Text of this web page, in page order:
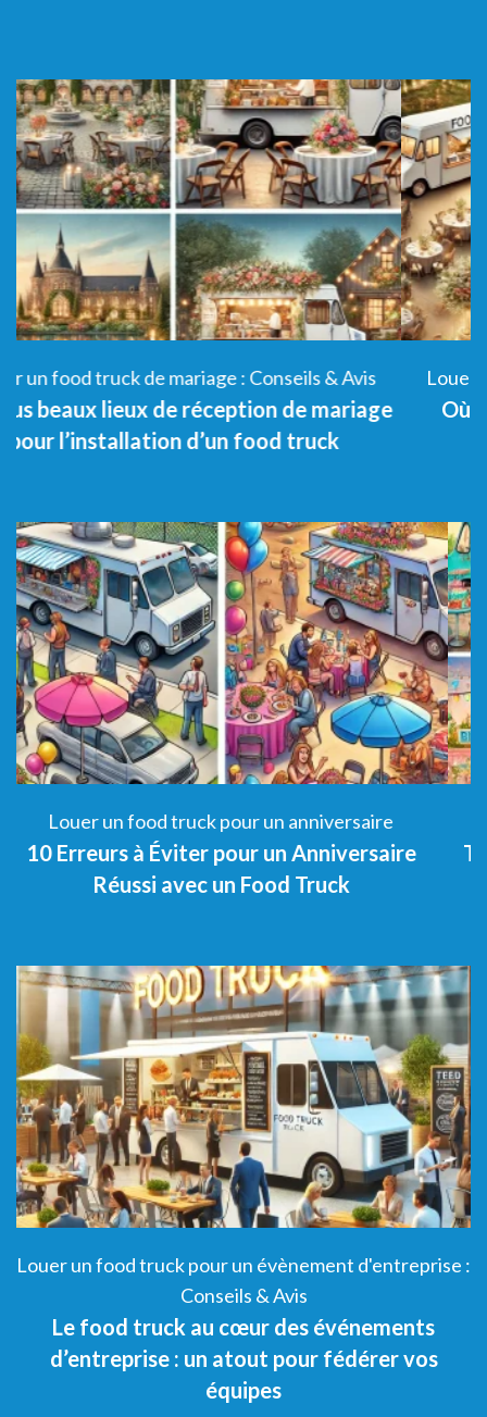
Louer un food truck de mariage : Conseils & Avis
Où installer le Food Truck sur le lieu de
réception d’un Mariage ?
Louer un food truck pour un anniversaire
Top 5 des Thèmes d’Anniversaire à célébrer
avec un food truck
Louer un food truck pour un évènement d'entreprise :
Conseils & Avis
Le food truck au cœur des événements
d’entreprise : un atout pour fédérer vos
équipes